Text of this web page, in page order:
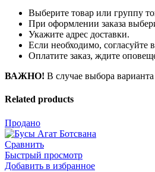
Выберите товар или группу
При оформлении заказа
Укажите адрес доставки.
Если необходимо, согласуйте
Оплатите заказ, ждите
ВАЖНО! В случае выбора
Related products
Продано
Сравнить
Быстрый просмотр
Добавить в избранное